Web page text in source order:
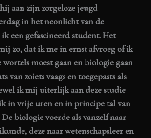
aan zijn zorgeloze jeugd
in het neonlicht van de
ik een gefascineerd student. Het
zo, dat ik me in ernst afvroeg of ik
moest gaan en biologie gaan
van zoiets vaags en toegepasts als
ik mij uiterlijk aan deze studie
in vrije uren en in principe tal van
De biologie voerde als vanzelf naar
deze naar wetenschapsleer en